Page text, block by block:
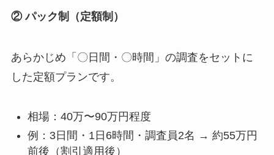
② パック制（定額制）
あらかじめ「〇日間・〇時間」の調査をセットに
した定額プランです。
相場：40万〜90万円程度
例：3日間・1日6時間・調査員2名 → 約55万円
前後（割引適用後）